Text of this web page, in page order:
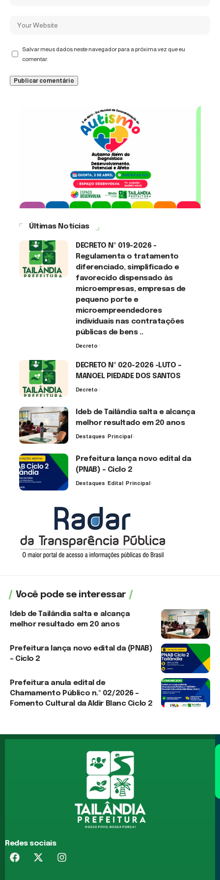
Salvar meus dados neste navegador para a próxima vez que eu
comentar.
Últimas Notícias
DECRETO Nº 019-2026 -
Regulamenta o tratamento
diferenciado, simplificado e
favorecido dispensado às
microempresas, empresas de
pequeno porte e
microempreendedores
individuais nas contratações
públicas de bens ..
Decreto
DECRETO Nº 020-2026 -LUTO –
MANOEL PIEDADE DOS SANTOS
Decreto
Ideb de Tailândia salta e alcança
melhor resultado em 20 anos
Destaques Principal
Prefeitura lança novo edital da
(PNAB) – Ciclo 2
Destaques Edital Principal
Você pode se interessar
Ideb de Tailândia salta e alcança
melhor resultado em 20 anos
Prefeitura lança novo edital da (PNAB)
– Ciclo 2
Prefeitura anula edital de
Chamamento Público n.º 02/2026 –
Fomento Cultural da Aldir Blanc Ciclo 2
Redes sociais